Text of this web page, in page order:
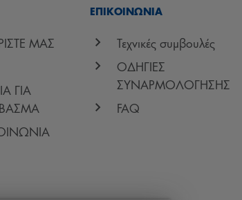
ΜΑΣ
ΓΙΑ
ΕΠΙΚΟΙΝΩΝΊΑ
Τεχνικές συμβουλές
ΟΔΗΓΙΕΣ
ΣΥΝΑΡΜΟΛΟΓΗΣΗΣ
FAQ